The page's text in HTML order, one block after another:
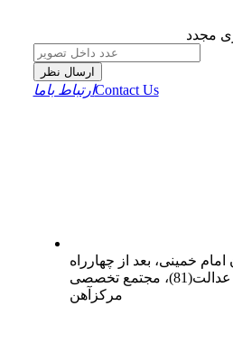
مجدد
ارسال نظر
ارتباط باماContact Us
امام خمینی، بعد از چهارراه
شریف، نبش کوچه عدالت(81)، مجتمع تخصصی
مرکزآهن